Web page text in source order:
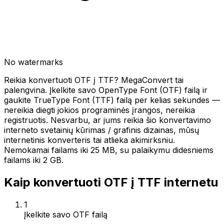
No watermarks
Reikia konvertuoti OTF į TTF? MegaConvert tai
palengvina. Įkelkite savo OpenType Font (OTF) failą ir
gaukite TrueType Font (TTF) failą per kelias sekundes —
nereikia diegti jokios programinės įrangos, nereikia
registruotis. Nesvarbu, ar jums reikia šio konvertavimo
interneto svetainių kūrimas / grafinis dizainas, mūsų
internetinis konverteris tai atlieka akimirksniu.
Nemokamai failams iki 25 MB, su palaikymu didesniems
failams iki 2 GB.
Kaip konvertuoti OTF į TTF internetu
1
Įkelkite savo OTF failą